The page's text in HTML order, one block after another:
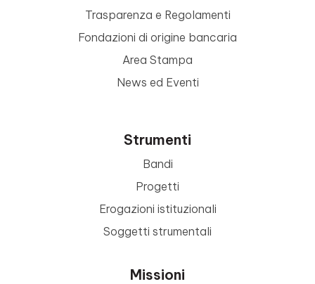
Trasparenza e Regolamenti
Fondazioni di origine bancaria
Area Stampa
News ed Eventi
Strumenti
Bandi
Progetti
Erogazioni istituzionali
Soggetti strumentali
Missioni